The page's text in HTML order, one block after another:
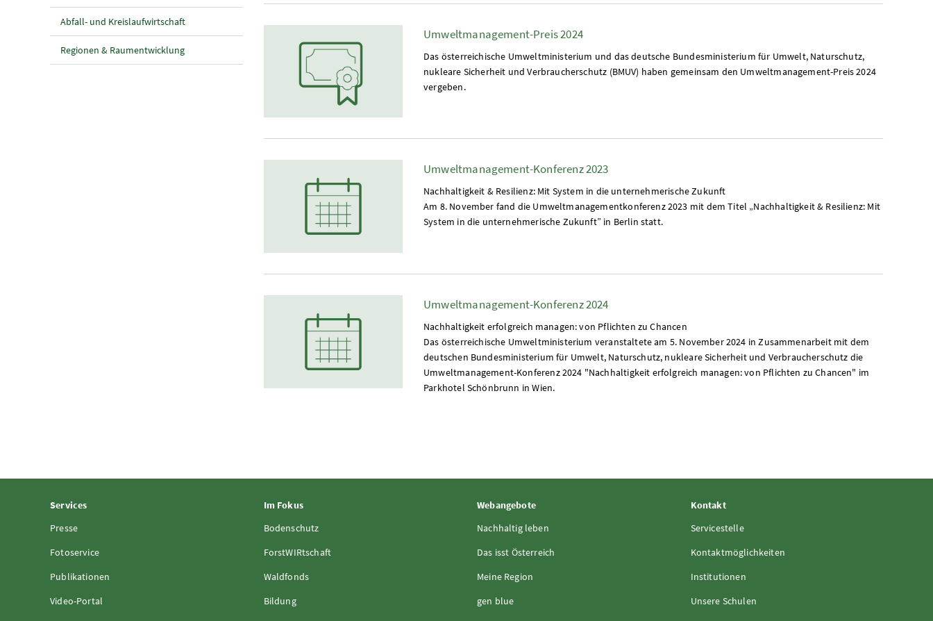
Abfall- und Kreislaufwirtschaft
Regionen & Raumentwicklung
Umweltmanagement-Preis 2024
Das österreichische Umweltministerium und das deutsche Bundesministerium für Umwelt, Naturschutz,
nukleare Sicherheit und Verbraucherschutz (BMUV) haben gemeinsam den Umweltmanagement-Preis 2024
vergeben.
Umweltmanagement-Konferenz 2023
Nachhaltigkeit & Resilienz: Mit System in die unternehmerische Zukunft
Am 8. November fand die Umweltmanagementkonferenz 2023 mit dem Titel „Nachhaltigkeit & Resilienz: Mit
System in die unternehmerische Zukunft” in Berlin statt.
Umweltmanagement-Konferenz 2024
Nachhaltigkeit erfolgreich managen: von Pflichten zu Chancen
Das österreichische Umweltministerium veranstaltete am 5. November 2024 in Zusammenarbeit mit dem
deutschen Bundesministerium für Umwelt, Naturschutz, nukleare Sicherheit und Verbraucherschutz die
Umweltmanagement-Konferenz 2024 "Nachhaltigkeit erfolgreich managen: von Pflichten zu Chancen" im
Parkhotel Schönbrunn in Wien.
Services
Presse
Fotoservice
Publikationen
Video-Portal
Im Fokus
Bodenschutz
ForstWIRtschaft
Waldfonds
Bildung
Webangebote
Nachhaltig leben
Das isst Österreich
Meine Region
gen blue
Kontakt
Servicestelle
Kontaktmöglichkeiten
Institutionen
Unsere Schulen